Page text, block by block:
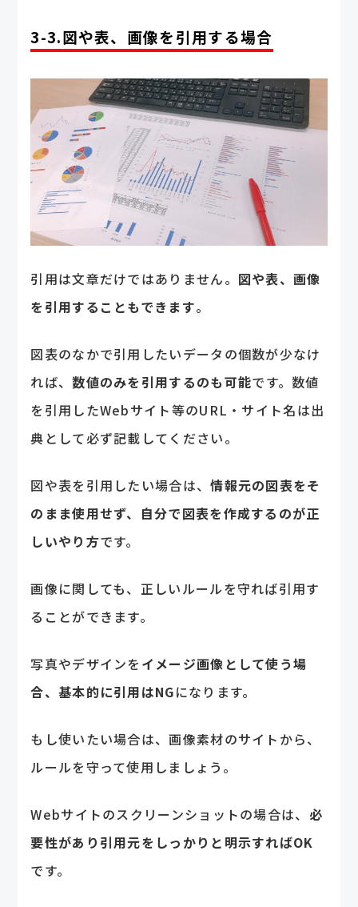
3-3.図や表、画像を引用する場合
引用は文章だけではありません。 図や表、画像
を引用することもできます。
図表のなかで引用したいデータの個数が少なけ
れば、数値のみを引用するのも可能です。数値
を引用したWebサイト等のURL・サイト名は出
典として必ず記載してください。
図や表を引用したい場合は、情報元の図表をそ
のまま使用せず、自分で図表を作成するのが正
しいやり方です。
画像に関しても、正しいルールを守れば引用す
ることができます。
写真やデザインを イメージ画像として使う場
合、基本的に引用はNGになります。
もし使いたい場合は、画像素材のサイトから、
ルールを守って使用しましょう。
Webサイトのスクリーンショットの場合は、 必
要性があり引用元をしっかりと明示すればOK
です。